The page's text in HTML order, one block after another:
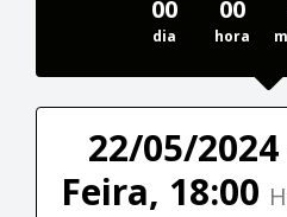
00
dia
00
hora
22/05/
Feira, 18:00